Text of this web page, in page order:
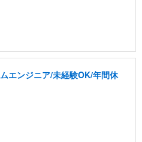
エンジニア/未経験OK/年間休